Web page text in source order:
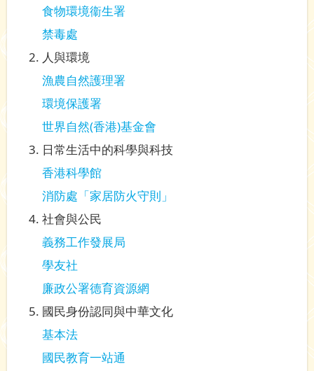
食物環境衞生署
禁毒處
人與環境
漁農自然護理署
環境保護署
世界自然(香港)基金會
日常生活中的科學與科技
香港科學館
消防處「家居防火守則」
社會與公民
義務工作發展局
學友社
廉政公署德育資源網
國民身份認同與中華文化
基本法
國民教育一站通